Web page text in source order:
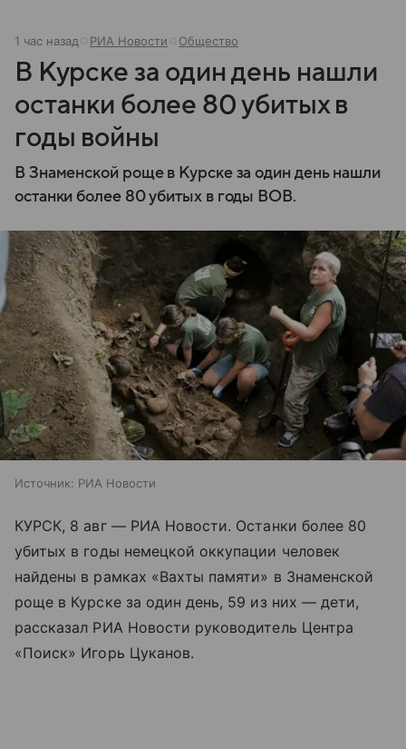
1 час назад РИА Новости Общество
В Курске за один день нашли
останки более 80 убитых в
годы войны
В Знаменской роще в Курске за один день нашли
останки более 80 убитых в годы ВОВ.
Источник: РИА Новости
КУРСК, 8 авг — РИА Новости. Останки более 80
убитых в годы немецкой оккупации человек
найдены в рамках «Вахты памяти» в Знаменской
роще в Курске за один день, 59 из них — дети,
рассказал РИА Новости руководитель Центра
«Поиск» Игорь Цуканов.